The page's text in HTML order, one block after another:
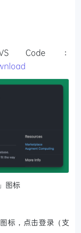
：
图标
标，点击登录（支